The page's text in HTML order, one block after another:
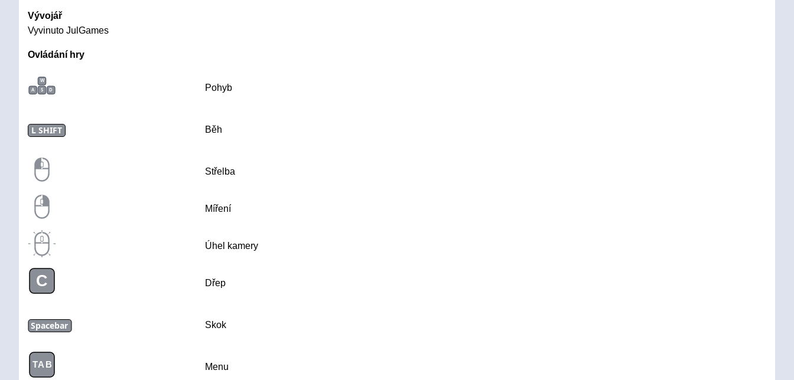
Vývojář
Vyvinuto JulGames
Ovládání hry
W
A
S D Pohyb
L SHIFT Běh
Střelba
Míření
Úhel kamery
C Dřep
Spacebar Skok
TAB Menu